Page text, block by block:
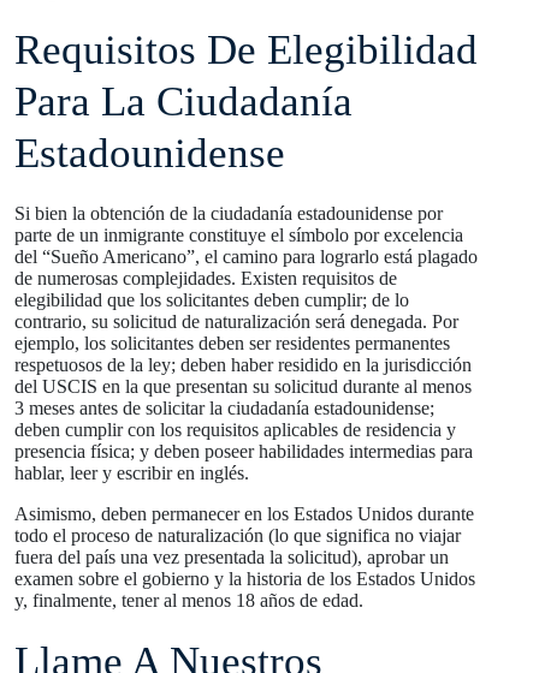
Requisitos De Elegibilidad
Para La Ciudadanía
Estadounidense
Si bien la obtención de la ciudadanía estadounidense por
parte de un inmigrante constituye el símbolo por excelencia
del “Sueño Americano”, el camino para lograrlo está plagado
de numerosas complejidades. Existen requisitos de
elegibilidad que los solicitantes deben cumplir; de lo
contrario, su solicitud de naturalización será denegada. Por
ejemplo, los solicitantes deben ser residentes permanentes
respetuosos de la ley; deben haber residido en la jurisdicción
del USCIS en la que presentan su solicitud durante al menos
3 meses antes de solicitar la ciudadanía estadounidense;
deben cumplir con los requisitos aplicables de residencia y
presencia física; y deben poseer habilidades intermedias para
hablar, leer y escribir en inglés.
Asimismo, deben permanecer en los Estados Unidos durante
todo el proceso de naturalización (lo que significa no viajar
fuera del país una vez presentada la solicitud), aprobar un
examen sobre el gobierno y la historia de los Estados Unidos
y, finalmente, tener al menos 18 años de edad.
Llame A Nuestros